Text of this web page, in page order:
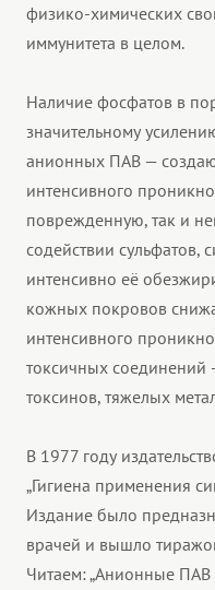
физико-химических
иммунитета в целом.
Наличие фосфатов в
значительному
анионных ПАВ —
интенсивного
поврежденную, так и
содействии сульфатов,
интенсивно её
кожных покровов
интенсивного
токсичных соединений
токсинов, тяжелых
В 1977 году
„Гигиена применения
Издание было
врачей и вышло
Читаем: „Анионные ПАВ